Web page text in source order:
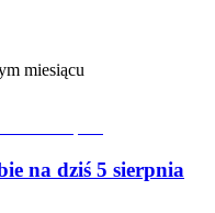
miesiącu
na dziś 5 sierpnia